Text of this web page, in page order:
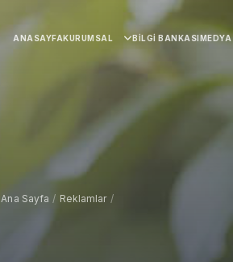
ANASAYFA KURUMSAL BILGI BANKASI MEDYA
Ana Sayfa / Reklamlar /